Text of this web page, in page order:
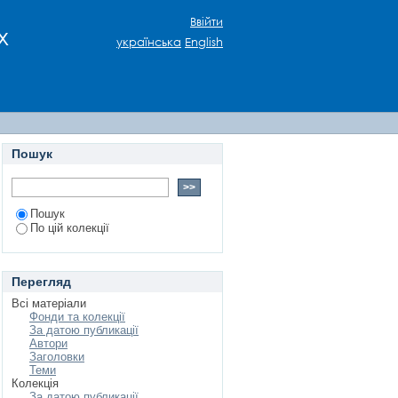
Ввійти
українська English
Пошук
Пошук
По цій колекції
Перегляд
Всі матеріали
Фонди та колекції
За датою публикації
Автори
Заголовки
Теми
Колекція